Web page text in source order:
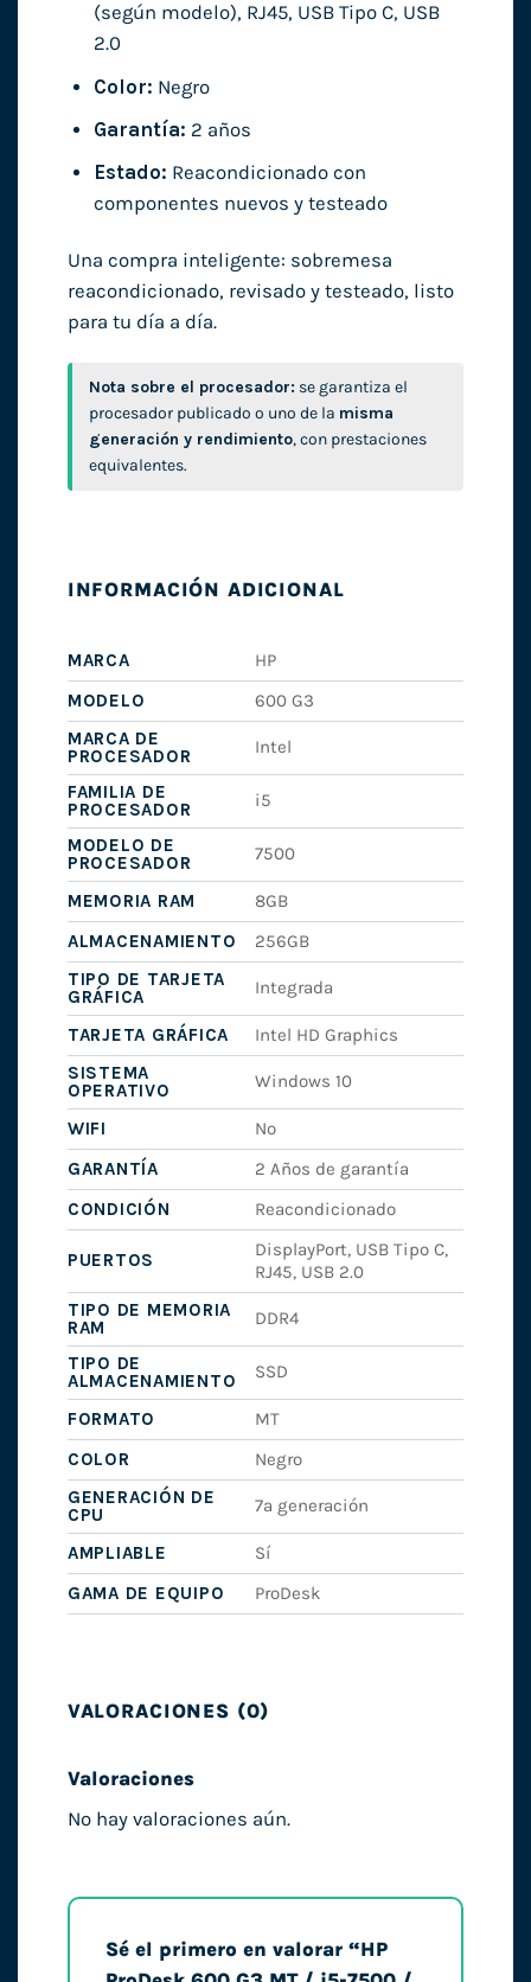
(según modelo), RJ45, USB Tipo C, USB
2.0
Color: Negro
Garantía: 2 años
Estado: Reacondicionado con
componentes nuevos y testeado
Una compra inteligente: sobremesa
reacondicionado, revisado y testeado, listo
para tu día a día.
Nota sobre el procesador: se garantiza el
procesador publicado o uno de la misma
generación y rendimiento, con prestaciones
equivalentes.
INFORMACIÓN ADICIONAL
MARCA
HP
MODELO
600 G3
MARCA DE
PROCESADOR
Intel
FAMILIA DE
PROCESADOR
i5
MODELO DE
PROCESADOR
7500
MEMORIA RAM
8GB
ALMACENAMIENTO
256GB
TIPO DE TARJETA
GRÁFICA
Integrada
TARJETA GRÁFICA
Intel HD Graphics
SISTEMA
OPERATIVO
Windows 10
WIFI
No
GARANTÍA
2 Años de garantía
CONDICIÓN
Reacondicionado
PUERTOS
DisplayPort, USB Tipo C,
RJ45, USB 2.0
TIPO DE MEMORIA
RAM
DDR4
TIPO DE
ALMACENAMIENTO
SSD
FORMATO
MT
COLOR
Negro
GENERACIÓN DE
CPU
7ª generación
AMPLIABLE
Sí
GAMA DE EQUIPO
ProDesk
VALORACIONES (0)
Valoraciones
No hay valoraciones aún.
Sé el primero en valorar “HP